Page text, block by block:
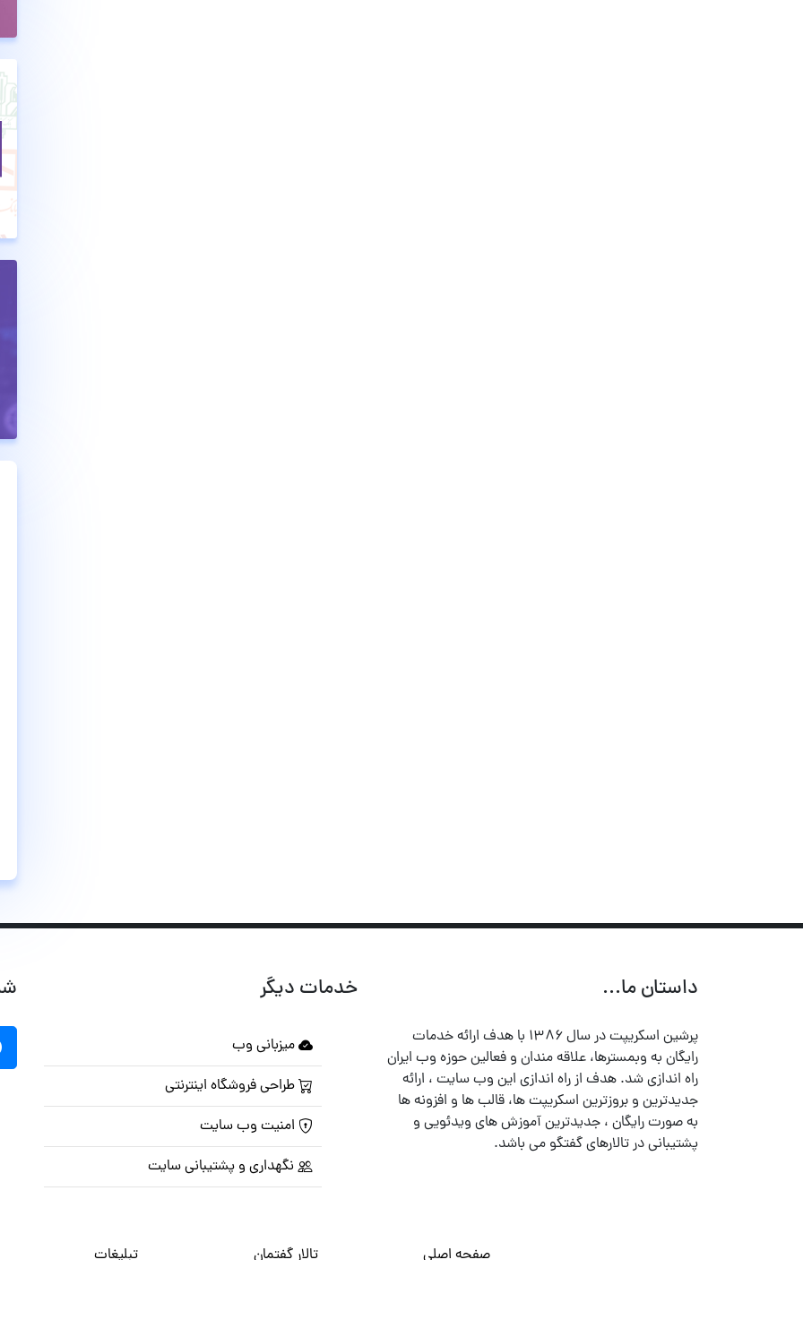
داستان ما...
پرشین اسکریپت در سال ۱۳۸۶ با هدف ارائه خدمات
رایگان به وبمسترها، علاقه مندان و فعالین حوزه وب ایران
راه اندازی شد. هدف از راه اندازی این وب سایت ، ارائه
جدیدترین و بروزترین اسکریپت ها، قالب ها و افزونه ها
به صورت رایگان ، جدیدترین آموزش های ویدئویی و
پشتیبانی در تالارهای گفتگو می باشد.
خدمات دیگر
میزبانی وب
طراحی فروشگاه اینترنتی
امنیت وب سایت
نگهداری و پشتیبانی سایت
صفحه اصلی تالار گفتمان تبلیغات